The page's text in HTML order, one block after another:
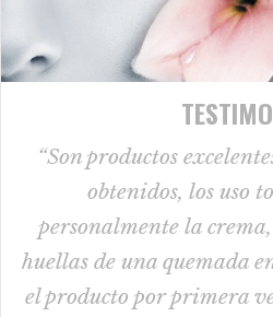
“Son productos
obtenidos, los uso
personalmente la
huellas de una quemada
el producto por primera